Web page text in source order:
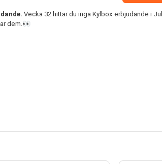
Vecka 32 hittar du inga Kylbox erbjudande i
dem.👀